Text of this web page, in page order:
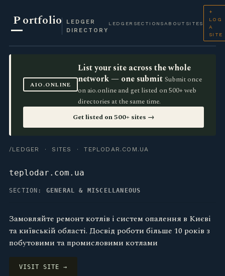
Portfolio
LEDGER
DIRECTORY
LEDGER SECTIONS ABOUT SITES
+
LOG
A
SITE
AIO.ONLINE
List your site across the whole
network — one submit Submit once
on aio.online and get listed on 500+ web
directories at the same time.
Get listed on 500+ sites →
/LEDGER · SITES · TEPLODAR.COM.UA
teplodar.com.ua
SECTION: GENERAL & MISCELLANEOUS
Замовляйте ремонт котлів і систем опалення в Києві
та київській області. Досвід роботи більше 10 років з
побутовими та промисловими котлами
VISIT SITE →